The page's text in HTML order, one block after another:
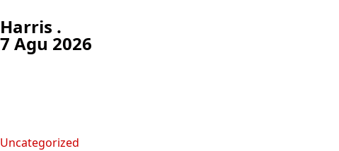
Harris .
7 Agu 2026
Uncategorized